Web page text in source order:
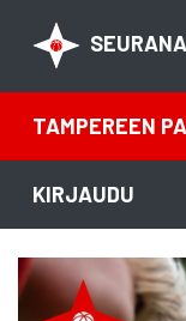
TAMPEREEN
KIRJAUDU